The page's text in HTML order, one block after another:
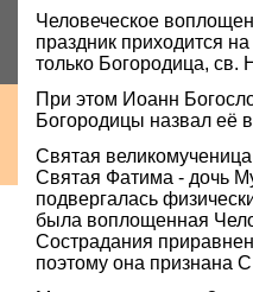
Человеческое
праздник приходится
только Богородица, св.
При этом Иоанн
Богородицы назвал её
Святая
Святая Фатима - дочь
подвергалась
была воплощенная
Сострадания
поэтому она признана